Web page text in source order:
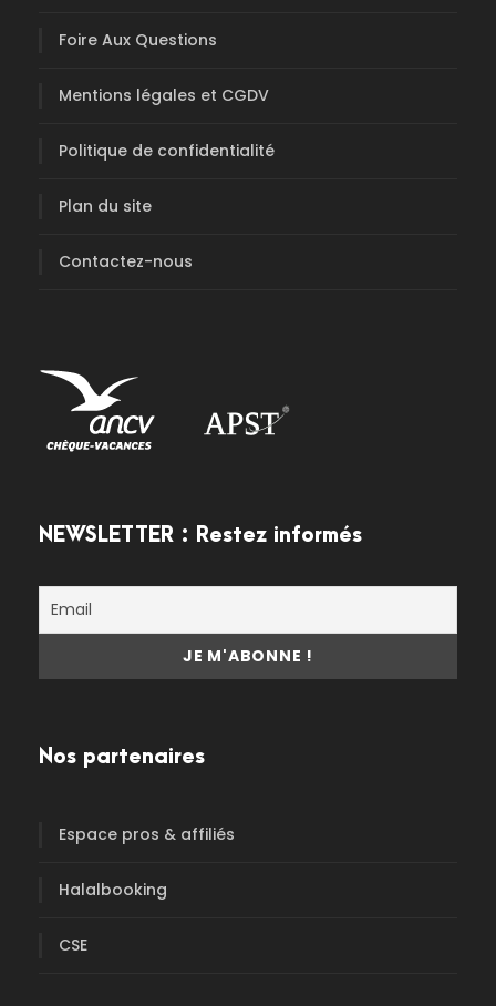
Foire Aux Questions
Mentions légales et CGDV
Politique de confidentialité
Plan du site
Contactez-nous
NEWSLETTER : Restez informés
Nos partenaires
Espace pros & affiliés
Halalbooking
CSE